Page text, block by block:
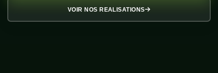
VOIR NOS REALISATIONS